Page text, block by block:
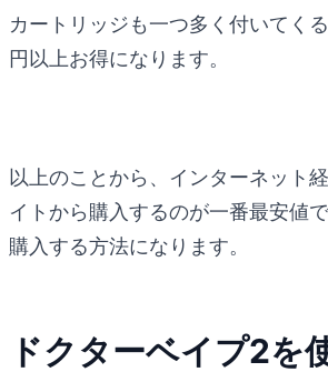
カートリッジも一つ多く付いてく
円以上お得になります。
以上のことから、インターネット
イトから購入するのが一番最安値
購入する方法になります。
ドクターベイプ2を